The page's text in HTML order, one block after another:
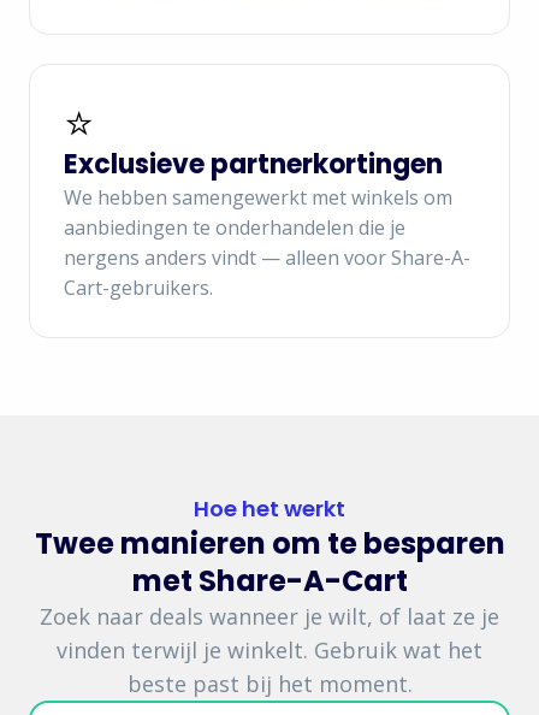
⭐
Exclusieve partnerkortingen
We hebben samengewerkt met winkels om
aanbiedingen te onderhandelen die je
nergens anders vindt — alleen voor Share-A-
Cart-gebruikers.
Hoe het werkt
Twee manieren om te besparen
met Share-A-Cart
Zoek naar deals wanneer je wilt, of laat ze je
vinden terwijl je winkelt. Gebruik wat het
beste past bij het moment.